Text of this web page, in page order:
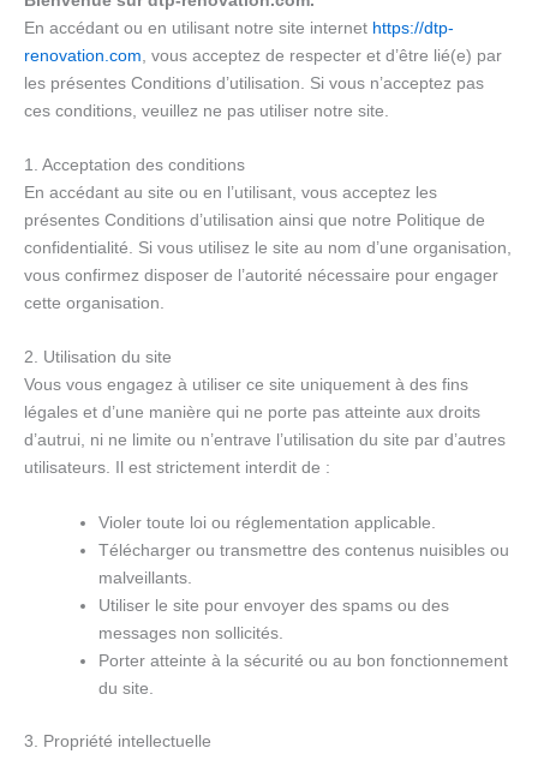
En accédant ou en utilisant notre site internet https://dtp-
renovation.com , vous acceptez de respecter et d’être lié(e) par
les présentes Conditions d’utilisation. Si vous n’acceptez pas
ces conditions, veuillez ne pas utiliser notre site.
1. Acceptation des conditions
En accédant au site ou en l’utilisant, vous acceptez les
présentes Conditions d’utilisation ainsi que notre Politique de
confidentialité. Si vous utilisez le site au nom d’une organisation,
vous confirmez disposer de l’autorité nécessaire pour engager
cette organisation.
2. Utilisation du site
Vous vous engagez à utiliser ce site uniquement à des fins
légales et d’une manière qui ne porte pas atteinte aux droits
d’autrui, ni ne limite ou n’entrave l’utilisation du site par d’autres
utilisateurs. Il est strictement interdit de :
Violer toute loi ou réglementation applicable.
Télécharger ou transmettre des contenus nuisibles ou
malveillants.
Utiliser le site pour envoyer des spams ou des
messages non sollicités.
Porter atteinte à la sécurité ou au bon fonctionnement
du site.
3. Propriété intellectuelle